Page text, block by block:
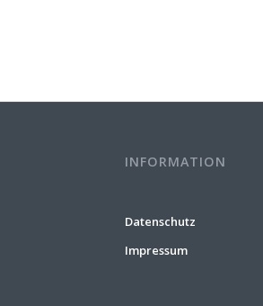
INFORMATION
Datenschutz
Impressum